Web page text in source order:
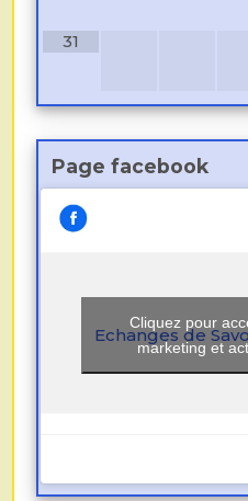
31
Page facebook
Echanges de
Cliquez pour
marketing et